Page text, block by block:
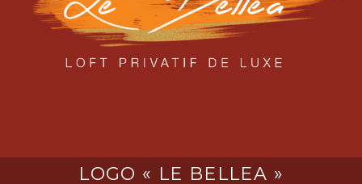
LOGO « LE BELLEA »